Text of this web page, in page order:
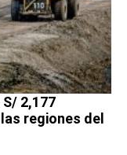
2,177
regiones del